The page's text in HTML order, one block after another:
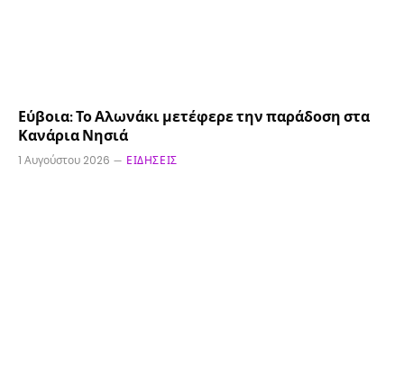
Εύβοια: Το Αλωνάκι μετέφερε την παράδοση στα
Κανάρια Νησιά
1 Αυγούστου 2026 ΕΙΔΉΣΕΙΣ